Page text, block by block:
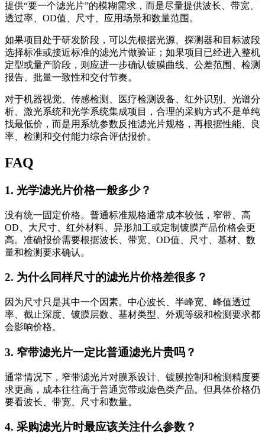
提供“要一个滤光片”的模糊需求，而是尽量提供波长、带宽、
透过率、OD值、尺寸、应用场景和数量范围。
如果项目处于研发阶段，可以先根据光源、探测器和目标波段
选择标准或接近标准的滤光片做验证；如果项目已经进入整机
定型或量产阶段，则应进一步确认镀膜曲线、公差范围、检测
报告、批量一致性和交付节奏。
对于机器视觉、传感检测、医疗检测设备、红外识别、光谱分
析、激光系统和光学系统集成项目，合理的采购方式不是单纯
找最低价，而是用系统参数反推滤光片规格，再根据性能、良
率、检测和交付能力综合评估报价。
FAQ
1. 光学滤光片价格一般多少？
没有统一固定价格。普通标准规格通常成本较低，窄带、高
OD、大尺寸、红外材料、异形加工或定制镀膜产品价格会更
高。准确报价需要根据波长、带宽、OD值、尺寸、基材、数
量和检测要求确认。
2. 为什么同样尺寸的滤光片价格差很多？
因为尺寸只是其中一个因素。中心波长、半峰宽、峰值透过
率、截止深度、镀膜层数、基材类型、外观等级和检测要求都
会影响价格。
3. 窄带滤光片一定比普通滤光片贵吗？
通常情况下，窄带滤光片对膜系设计、镀膜控制和检测精度要
求更高，成本往往高于普通宽带或滤色类产品。但具体价格仍
要看波长、带宽、尺寸和数量。
4. 采购滤光片时最应该关注什么参数？